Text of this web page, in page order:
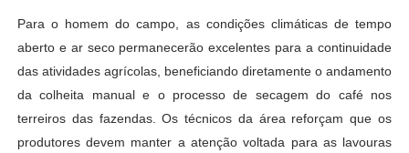
Para o homem do campo, as condições climáticas de tempo
aberto e ar seco permanecerão excelentes para a continuidade
das atividades agrícolas, beneficiando diretamente o andamento
da colheita manual e o processo de secagem do café nos
terreiros das fazendas. Os técnicos da área reforçam que os
produtores devem manter a atenção voltada para as lavouras